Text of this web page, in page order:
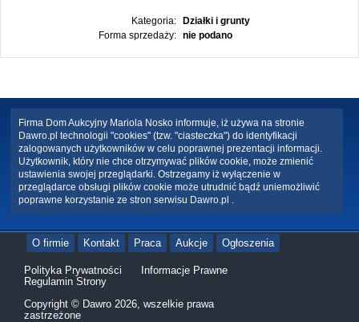
Kategoria:
Działki i grunty
Forma sprzedaży:
nie podano
Firma Dom Aukcyjny Mariola Nosko informuje, iż używa na stronie
Dawro.pl technologii "cookies" (tzw. "ciasteczka") do identyfikacji
zalogowanych użytkowników w celu poprawnej prezentacji informacji.
Użytkownik, który nie chce otrzymywać plików cookie, może zmienić
ustawienia swojej przeglądarki. Ostrzegamy iż wyłączenie w
przeglądarce obsługi plików cookie może utrudnić bądź uniemożliwić
poprawne korzystanie ze stron serwisu Dawro.pl .
O firmie Kontakt Praca Aukcje Ogłoszenia
Polityka Prywatności
Informacje Prawne
Regulamin Strony
Copyright © Dawro 2026, wszelkie prawa
zastrzeżone